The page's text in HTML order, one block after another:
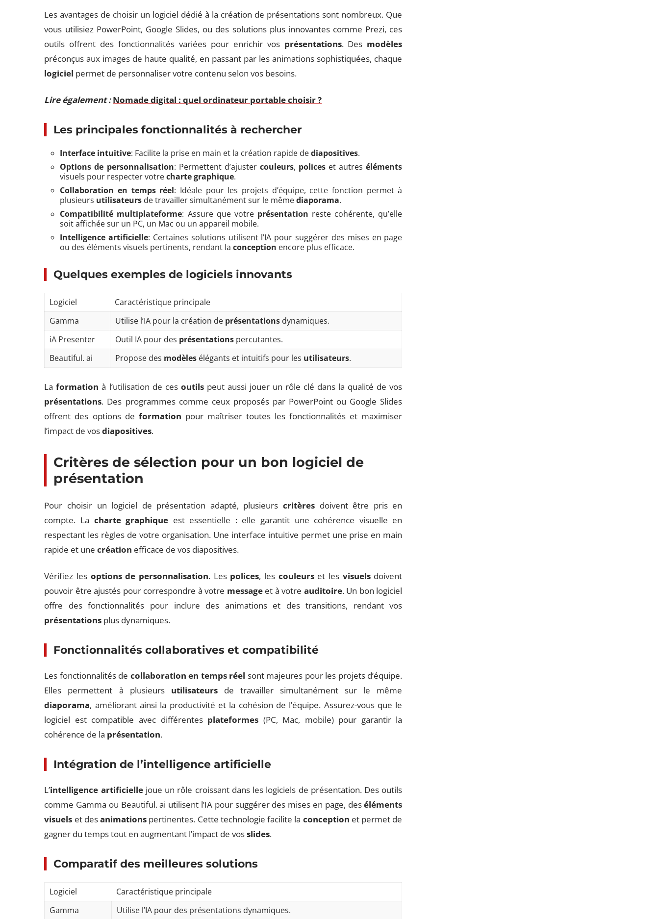
Les avantages de choisir un logiciel dédié à la création de présentations sont nombreux. Que
vous utilisiez PowerPoint, Google Slides, ou des solutions plus innovantes comme Prezi, ces
outils offrent des fonctionnalités variées pour enrichir vos présentations. Des modèles
préconçus aux images de haute qualité, en passant par les animations sophistiquées, chaque
logiciel permet de personnaliser votre contenu selon vos besoins.
Lire également : Nomade digital : quel ordinateur portable choisir ?
Les principales fonctionnalités à rechercher
Interface intuitive: Facilite la prise en main et la création rapide dediapositives.
Options de personnalisation: Permettent d’ajuster couleurs, polices et autreséléments
visuels pour respecter votrecharte graphique.
Collaboration en temps réel: Idéale pour les projets d’équipe, cette fonction permet à
plusieurs utilisateurs de travailler simultanément sur le mêmediaporama.
Compatibilité multiplateforme: Assure que votre présentation reste cohérente, qu’elle
soit affichée sur un PC, un Mac ou un appareil mobile.
Intelligence artificielle: Certaines solutions utilisent l’IA pour suggérer des mises en page
ou des éléments visuels pertinents, rendant laconception encore plus efficace.
Quelques exemples de logiciels innovants
Logiciel
Caractéristique principale
Gamma
Utilise l’IA pour la création de présentations dynamiques.
iA Presenter
Outil IA pour des présentations percutantes.
Beautiful. ai
Propose des modèles élégants et intuitifs pour les utilisateurs.
Laformation à l’utilisation de ces outilspeut aussi jouer un rôle clé dans la qualité de vos
présentations. Des programmes comme ceux proposés par PowerPoint ou Google Slides
offrent des options de formation pour maîtriser toutes les fonctionnalités et maximiser
l’impact de vosdiapositives.
Critères de sélection pour un bon logiciel de
présentation
Pour choisir un logiciel de présentation adapté, plusieurscritères doivent être pris en
compte. La charte graphique est essentielle : elle garantit une cohérence visuelle en
respectant les règles de votre organisation. Une interface intuitive permet une prise en main
rapide et unecréation efficace de vos diapositives.
Vérifiez les options de personnalisation. Les polices, les couleurset les visuelsdoivent
pouvoir être ajustés pour correspondre à votre messageet à votre auditoire. Un bon logiciel
offre des fonctionnalités pour inclure des animations et des transitions, rendant vos
présentations plus dynamiques.
Fonctionnalités collaboratives et compatibilité
Les fonctionnalités de collaboration en temps réel sont majeures pour les projets d’équipe.
Elles permettent à plusieurs utilisateursde travailler simultanément sur le même
diaporama, améliorant ainsi la productivité et la cohésion de l’équipe. Assurez-vous que le
logiciel est compatible avec différentes plateformes (PC, Mac, mobile) pour garantir la
cohérence de la présentation.
Intégration de l’intelligence artificielle
L’intelligence artificiellejoue un rôle croissant dans les logiciels de présentation. Des outils
comme Gamma ou Beautiful. ai utilisent l’IA pour suggérer des mises en page, deséléments
visuels et desanimations pertinentes. Cette technologie facilite la conception et permet de
gagner du temps tout en augmentant l’impact de vosslides.
Comparatif des meilleures solutions
Logiciel
Caractéristique principale
Gamma
Utilise l’IA pour des présentations dynamiques.